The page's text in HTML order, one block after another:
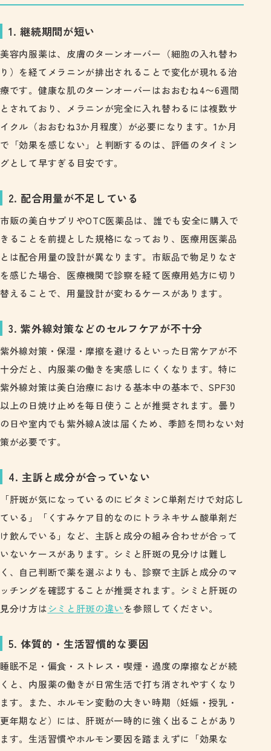
1. 継続期間が短い
美容内服薬は、皮膚のターンオーバー（細胞の入れ替わ
り）を経てメラニンが排出されることで変化が現れる治
療です。健康な肌のターンオーバーはおおむね4〜6週間
とされており、メラニンが完全に入れ替わるには複数サ
イクル（おおむね3か月程度）が必要になります。1か月
で「効果を感じない」と判断するのは、評価のタイミン
グとして早すぎる目安です。
2. 配合用量が不足している
市販の美白サプリやOTC医薬品は、誰でも安全に購入で
きることを前提とした規格になっており、医療用医薬品
とは配合用量の設計が異なります。市販品で物足りなさ
を感じた場合、医療機関で診察を経て医療用処方に切り
替えることで、用量設計が変わるケースがあります。
3. 紫外線対策などのセルフケアが不十分
紫外線対策・保湿・摩擦を避けるといった日常ケアが不
十分だと、内服薬の働きを実感しにくくなります。特に
紫外線対策は美白治療における基本中の基本で、SPF30
以上の日焼け止めを毎日使うことが推奨されます。曇り
の日や室内でも紫外線A波は届くため、季節を問わない対
策が必要です。
4. 主訴と成分が合っていない
「肝斑が気になっているのにビタミンC単剤だけで対応し
ている」「くすみケア目的なのにトラネキサム酸単剤だ
け飲んでいる」など、主訴と成分の組み合わせが合って
いないケースがあります。シミと肝斑の見分けは難し
く、自己判断で薬を選ぶよりも、診察で主訴と成分のマ
ッチングを確認することが推奨されます。シミと肝斑の
見分け方はシミと肝斑の違いを参照してください。
5. 体質的・生活習慣的な要因
睡眠不足・偏食・ストレス・喫煙・過度の摩擦などが続
くと、内服薬の働きが日常生活で打ち消されやすくなり
ます。また、ホルモン変動の大きい時期（妊娠・授乳・
更年期など）には、肝斑が一時的に強く出ることがあり
ます。生活習慣やホルモン要因を踏まえずに「効果な